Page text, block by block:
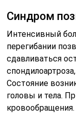
Синдром
Интенсивный
перегибании
сдавливаться
Состояние
головы и тела.
кровообращения.